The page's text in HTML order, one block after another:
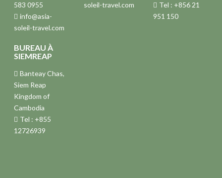
583 0955
info@asia-
soleil-travel.com
soleil-travel.com
Tel : +856 21
951 150
BUREAU À
SIEMREAP
Banteay Chas,
Siem Reap
Kingdom of
Cambodia
Tel : +855
12726939